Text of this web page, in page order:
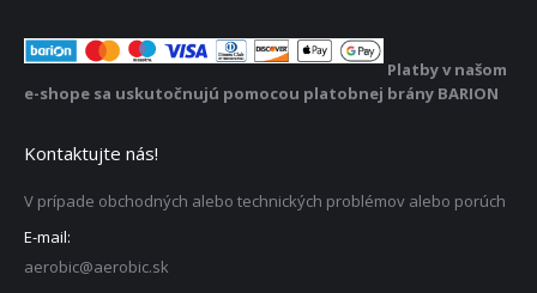
Platby v našom
e-shope sa uskutočnujú pomocou platobnej brány BARION
Kontaktujte nás!
V prípade obchodných alebo technických problémov alebo porúch
E-mail:
aerobic@aerobic.sk